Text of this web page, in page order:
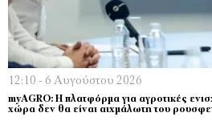
12:10 - 6 Αυγούστου 2026
myAGRO: Η πλατφόρμα για αγροτικές
χώρα δεν θα είναι αιχμάλωτη του